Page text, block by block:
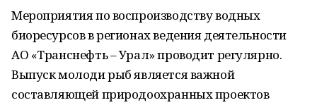
Мероприятия по воспроизводству водных
биоресурсов в регионах ведения деятельности
АО «Транснефть – Урал» проводит регулярно.
Выпуск молоди рыб является важной
составляющей природоохранных проектов